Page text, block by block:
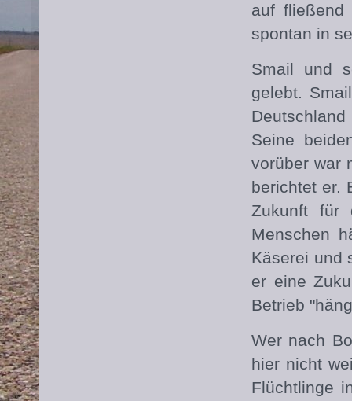
auf
spontan in
Smail und
gelebt.
Seine
vorüber war
berichtet er.
Zukunft für
Menschen
Käserei und
er eine
Betrieb
Wer nach
hier nicht
Flüchtlinge